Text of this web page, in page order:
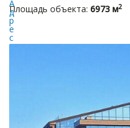
Площадь объекта: 6973 м2